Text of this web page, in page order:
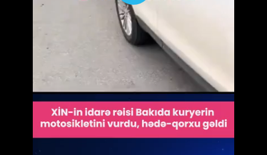
XİN-in idarə rəisi Bakıda kuryerin
motosikletini vurdu
AVTOSFERTV